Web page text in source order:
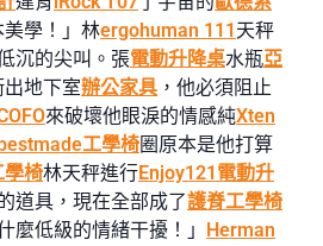
美學！」林ergohuman 111天秤
沉的尖叫。張電動升降桌水瓶亞
地下室辦公家具 ，他必須阻止
來破壞他眼淚的情感純Xten
工學椅圈原本是他打算
椅林天秤進行Enjoy121電動升
道具，現在全部成了護脊工學椅
麼低級的情緒干擾！」 Herman